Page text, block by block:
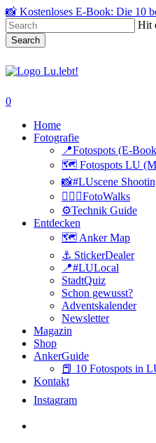
Skip
to
main
content
📸 Kostenloses E-Book: Die 10
Hit
Search
Close
search
0
Home
Fotografie
📍Fotospots (E-
🗺️ Fotospots LU
📸#LUscene
🚶🏻‍♂️FotoWalks
⚙️Technik Guide
Entdecken
🗺️ Anker Map
⚓️ StickerDealer
📍#LULocal
StadtQuiz
Schon gewusst?
Adventskalender
Newsletter
Magazin
Shop
AnkerGuide
📕 10 Fotospots in
Kontakt
Instagram